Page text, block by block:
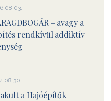
– avagy a
rendkívül addiktív
a Hajóépítők